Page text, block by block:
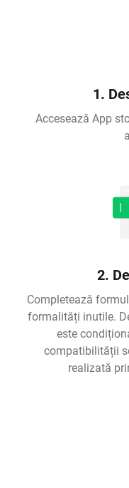
1.
Accesează App
2.
Completează
formalități inutile.
este
compatibilității
realizată